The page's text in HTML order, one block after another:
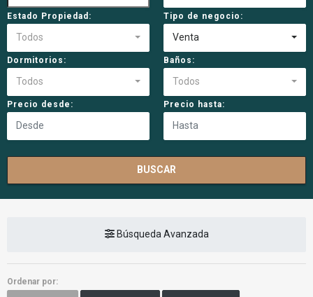
Estado Propiedad:
Todos
Tipo de negocio:
Venta
Dormitorios:
Todos
Baños:
Todos
Precio desde: Precio hasta:
BUSCAR
Búsqueda Avanzada
Ordenar por: